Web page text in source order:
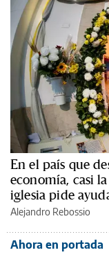
En el país que
economía, casi
iglesia pide
Alejandro Rebossio
Ahora en portada